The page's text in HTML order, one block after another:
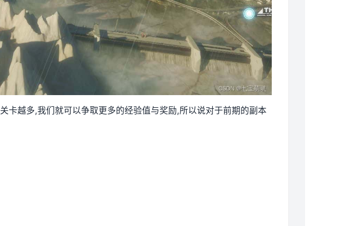
越多,我们就可以争取更多的经验值与奖励,所以说对于前期的副本